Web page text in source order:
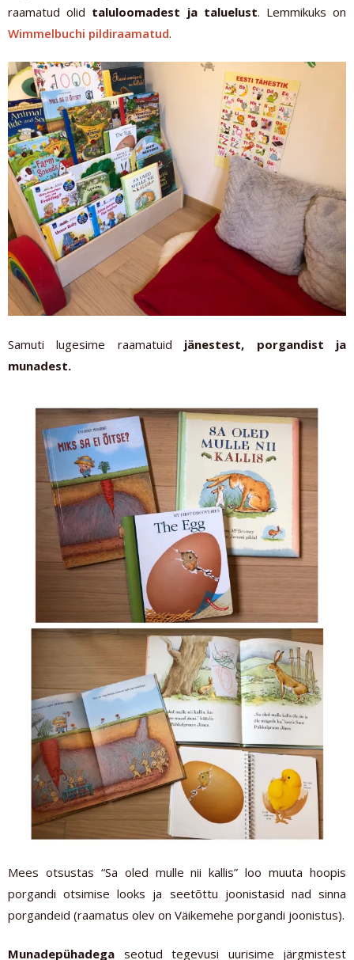
raamatud olid taluloomadest ja taluelust. Lemmikuks on
Wimmelbuchi pildiraamatud.
Samuti lugesime raamatuid jänestest, porgandist ja
munadest.
Mees otsustas “Sa oled mulle nii kallis” loo muuta hoopis
porgandi otsimise looks ja seetõttu joonistasid nad sinna
porgandeid (raamatus olev on Väikemehe porgandi joonistus).
Munadepühadega seotud tegevusi uurisime järgmistest